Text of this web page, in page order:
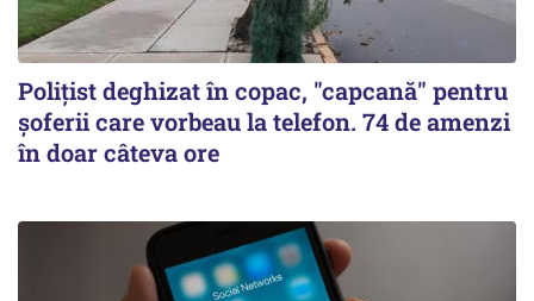
Polițist deghizat în copac, "capcană" pentru
șoferii care vorbeau la telefon. 74 de amenzi
în doar câteva ore